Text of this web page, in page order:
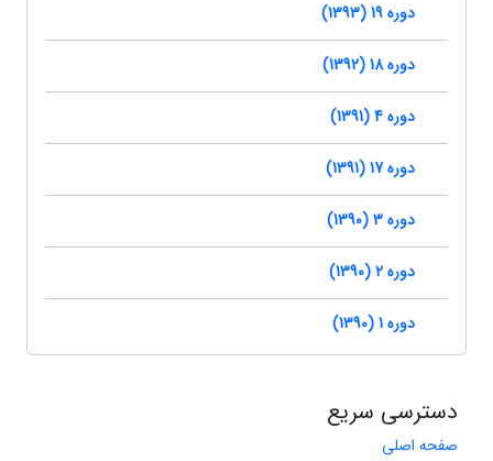
دوره 19 (1393)
دوره 18 (1392)
دوره 4 (1391)
دوره 17 (1391)
دوره 3 (1390)
دوره 2 (1390)
دوره 1 (1390)
دسترسی سریع
صفحه اصلی